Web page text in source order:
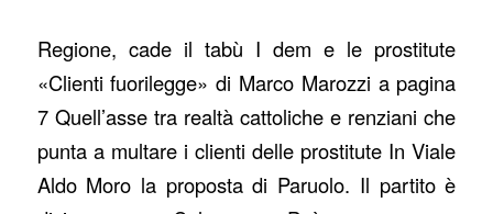
Regione, cade il tabù I dem e le prostitute
«Clienti fuorilegge» di Marco Marozzi a pagina
7 Quell’asse tra realtà cattoliche e renziani che
punta a multare i clienti delle prostitute In Viale
Aldo Moro la proposta di Paruolo. Il partito è